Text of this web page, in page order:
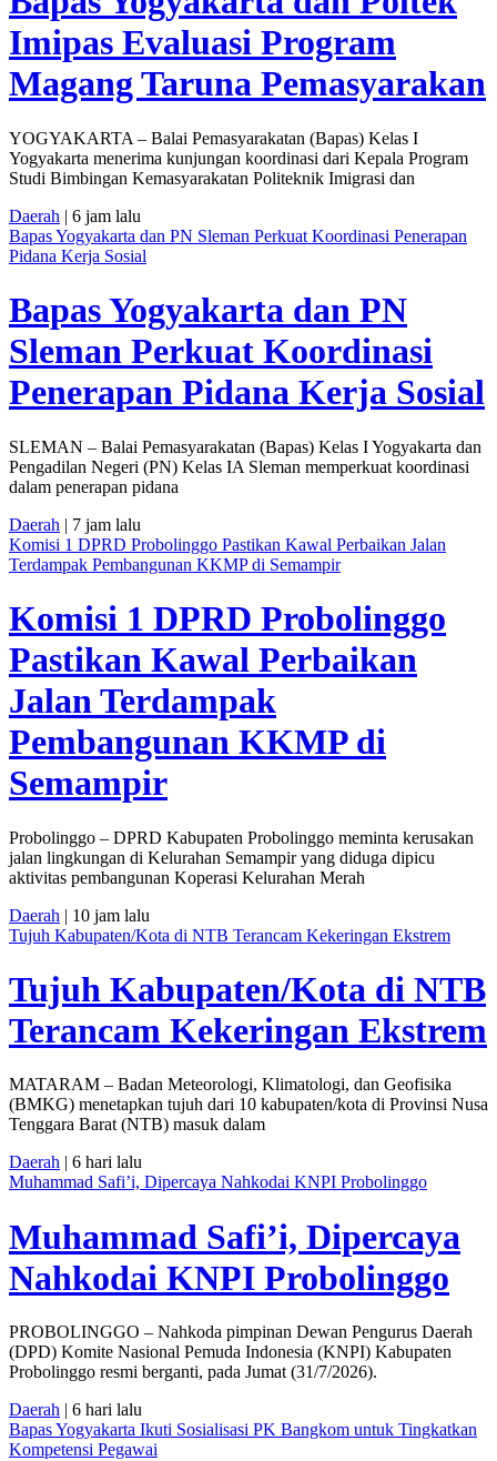
Imipas Evaluasi Program
Magang Taruna Pemasyarakan
YOGYAKARTA – Balai Pemasyarakatan (Bapas) Kelas I
Yogyakarta menerima kunjungan koordinasi dari Kepala Program
Studi Bimbingan Kemasyarakatan Politeknik Imigrasi dan
Daerah | 6 jam lalu
Bapas Yogyakarta dan PN Sleman Perkuat Koordinasi Penerapan
Pidana Kerja Sosial
Bapas Yogyakarta dan PN
Sleman Perkuat Koordinasi
Penerapan Pidana Kerja Sosial
SLEMAN – Balai Pemasyarakatan (Bapas) Kelas I Yogyakarta dan
Pengadilan Negeri (PN) Kelas IA Sleman memperkuat koordinasi
dalam penerapan pidana
Daerah | 7 jam lalu
Komisi 1 DPRD Probolinggo Pastikan Kawal Perbaikan Jalan
Terdampak Pembangunan KKMP di Semampir
Komisi 1 DPRD Probolinggo
Pastikan Kawal Perbaikan
Jalan Terdampak
Pembangunan KKMP di
Semampir
Probolinggo – DPRD Kabupaten Probolinggo meminta kerusakan
jalan lingkungan di Kelurahan Semampir yang diduga dipicu
aktivitas pembangunan Koperasi Kelurahan Merah
Daerah | 10 jam lalu
Tujuh Kabupaten/Kota di NTB Terancam Kekeringan Ekstrem
Tujuh Kabupaten/Kota di NTB
Terancam Kekeringan Ekstrem
MATARAM – Badan Meteorologi, Klimatologi, dan Geofisika
(BMKG) menetapkan tujuh dari 10 kabupaten/kota di Provinsi Nusa
Tenggara Barat (NTB) masuk dalam
Daerah | 6 hari lalu
Muhammad Safi’i, Dipercaya Nahkodai KNPI Probolinggo
Muhammad Safi’i, Dipercaya
Nahkodai KNPI Probolinggo
PROBOLINGGO – Nahkoda pimpinan Dewan Pengurus Daerah
(DPD) Komite Nasional Pemuda Indonesia (KNPI) Kabupaten
Probolinggo resmi berganti, pada Jumat (31/7/2026).
Daerah | 6 hari lalu
Bapas Yogyakarta Ikuti Sosialisasi PK Bangkom untuk Tingkatkan
Kompetensi Pegawai